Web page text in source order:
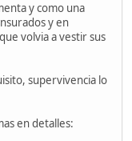
y como una
y en
volvia a vestir sus
supervivencia lo
en detalles: